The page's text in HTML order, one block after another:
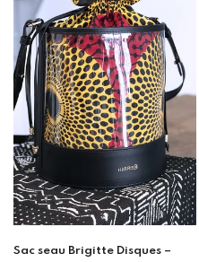
seau Brigitte Disques –